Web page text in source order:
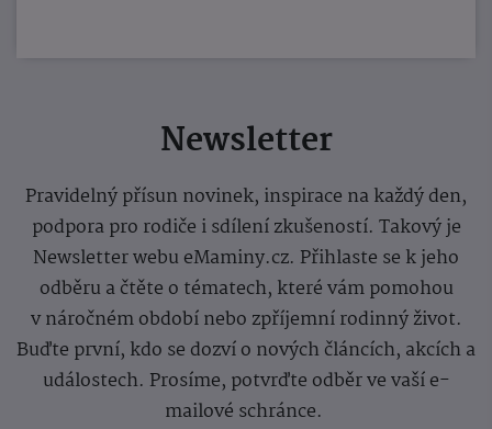
Newsletter
Pravidelný přísun novinek, inspirace na každý den,
podpora pro rodiče i sdílení zkušeností. Takový je
Newsletter webu eMaminy.cz. Přihlaste se k jeho
odběru a čtěte o tématech, které vám pomohou
v náročném období nebo zpříjemní rodinný život.
Buďte první, kdo se dozví o nových článcích, akcích a
událostech. Prosíme, potvrďte odběr ve vaší e-
mailové schránce.